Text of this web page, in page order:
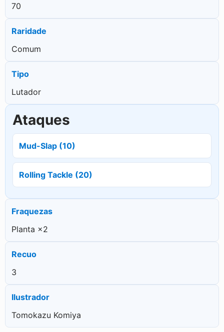
70
Raridade
Comum
Tipo
Lutador
Ataques
Mud-Slap (10)
Rolling Tackle (20)
Fraquezas
Planta ×2
Recuo
3
Ilustrador
Tomokazu Komiya